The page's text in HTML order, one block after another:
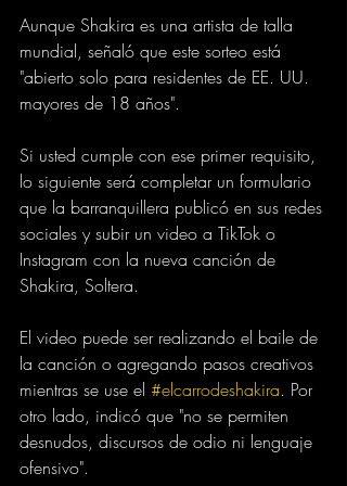
Aunque Shakira es una artista de talla
mundial, señaló que este sorteo está
"abierto solo para residentes de EE. UU.
mayores de 18 años".
Si usted cumple con ese primer requisito,
lo siguiente será completar un formulario
que la barranquillera publicó en sus redes
sociales y subir un video a TikTok o
Instagram con la nueva canción de
Shakira, Soltera.
El video puede ser realizando el baile de
la canción o agregando pasos creativos
mientras se use el #elcarrodeshakira. Por
otro lado, indicó que "no se permiten
desnudos, discursos de odio ni lenguaje
ofensivo".